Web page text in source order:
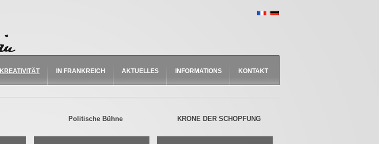
KREATIVITÄT IN FRANKREICH AKTUELLES INFORMATIONS KONTAKT
Politische Bühne KRONE DER SCHOPFUNG